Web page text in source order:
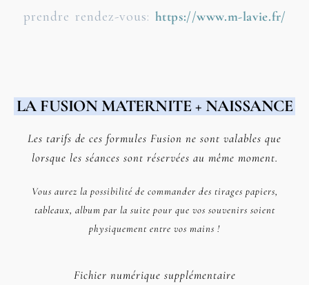
prendre rendez-vous: https://www.m-lavie.fr/
LA FUSION MATERNITE + NAISSANCE
Les tarifs de ces formules Fusion ne sont valables que
lorsque les séances sont réservées au même moment.
Vous aurez la possibilité de commander des tirages papiers,
tableaux, album par la suite pour que vos souvenirs soient
physiquement entre vos mains !
Fichier numérique supplémentaire